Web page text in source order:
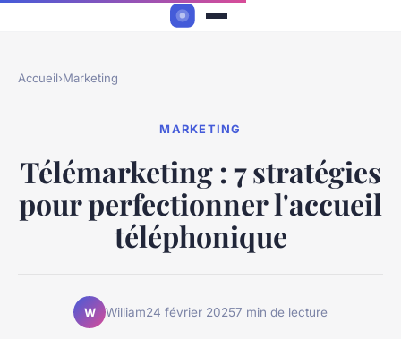
Accueil›Marketing
MARKETING
Télémarketing : 7 stratégies
pour perfectionner l'accueil
téléphonique
W William24 février 20257 min de lecture